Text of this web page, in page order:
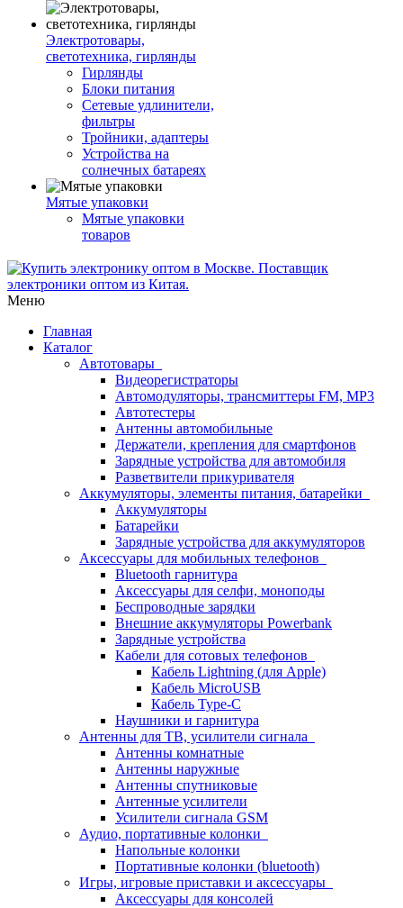
Электротовары,
светотехника, гирлянды
Гирлянды
Блоки питания
Сетевые удлинители,
фильтры
Тройники, адаптеры
Устройства на
солнечных батареях
Мятые упаковки
Мятые упаковки
товаров
Меню
Главная
Каталог
Автотовары
Видеорегистраторы
Автомодуляторы, трансмиттеры FM, MP3
Автотестеры
Антенны автомобильные
Держатели, крепления для смартфонов
Зарядные устройства для автомобиля
Разветвители прикуривателя
Аккумуляторы, элементы питания, батарейки
Аккумуляторы
Батарейки
Зарядные устройства для аккумуляторов
Аксессуары для мобильных телефонов
Bluetooth гарнитура
Аксессуары для селфи, моноподы
Беспроводные зарядки
Внешние аккумуляторы Powerbank
Зарядные устройства
Кабели для сотовых телефонов
Кабель Lightning (для Apple)
Кабель MicroUSB
Кабель Type-C
Наушники и гарнитура
Антенны для ТВ, усилители сигнала
Антенны комнатные
Антенны наружные
Антенны спутниковые
Антенные усилители
Усилители сигнала GSM
Аудио, портативные колонки
Напольные колонки
Портативные колонки (bluetooth)
Игры, игровые приставки и аксессуары
Аксессуары для консолей